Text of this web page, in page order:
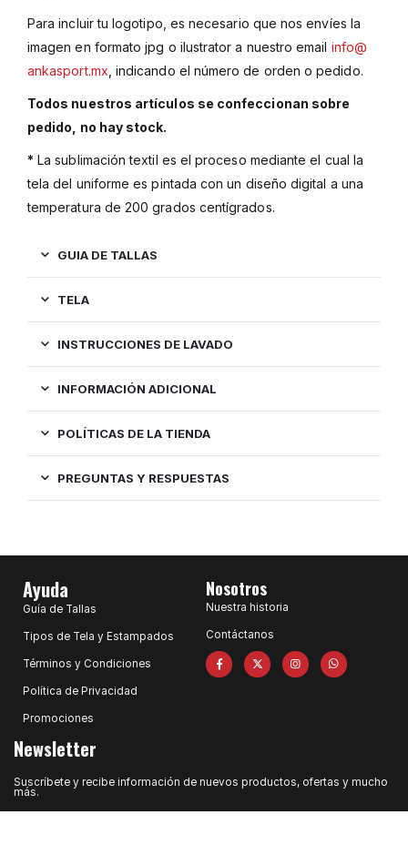
Para incluir tu logotipo, es necesario que nos envíes la
imagen en formato jpg o ilustrator a nuestro email info@
ankasport.mx indicando el número de orden o pedido.
Todos nuestros artículos se confeccionan sobre
pedido, no hay stock.
* La sublimación textil es el proceso mediante el cual la
tela del uniforme es pintada con un diseño digital a una
temperatura de 200 grados centígrados.
GUIA DE TALLAS
TELA
INSTRUCCIONES DE LAVADO
INFORMACIÓN ADICIONAL
POLÍTICAS DE LA TIENDA
PREGUNTAS Y RESPUESTAS
Ayuda
Guía de Tallas
Tipos de Tela y Estampados
Términos y Condiciones
Política de Privacidad
Promociones
Nosotros
Nuestra historia
Contáctanos
Newsletter
Suscríbete y recibe información de nuevos productos, ofertas y mucho
más.